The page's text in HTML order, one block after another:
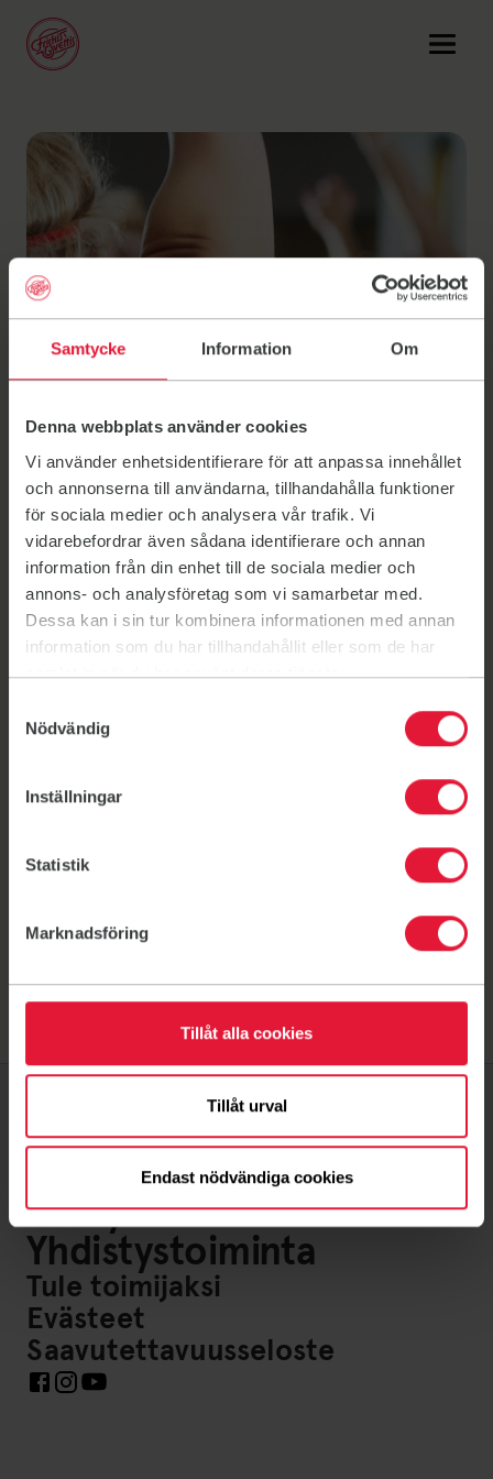
Samtycke Information Om
Denna webbplats använder cookies
Vi använder enhetsidentifierare för att anpassa innehållet
och annonserna till användarna, tillhandahålla funktioner
för sociala medier och analysera vår trafik. Vi
vidarebefordrar även sådana identifierare och annan
information från din enhet till de sociala medier och
annons- och analysföretag som vi samarbetar med.
Dessa kan i sin tur kombinera informationen med annan
information som du har tillhandahållit eller som de har
samlat in när du har använt deras tjänster.
Nödvändig
Inställningar
Statistik
Marknadsföring
Tillåt alla cookies
Tillåt urval
Endast nödvändiga cookies
Linkki: Ryhmäliikunta
Ryhmäliikunta
Linkki: Digitreenit
Digitreenit
Linkki: Liiku täällä
Liiku täällä
Linkki: Hinnat
Linkki: Aikataulu
Aikataulu
Aikataulu
Tuntikalenteri
Tietoa meistä
Yhteystiedot
Yhdistystoiminta
Tule toimijaksi
Evästeet
Saavutettavuusseloste